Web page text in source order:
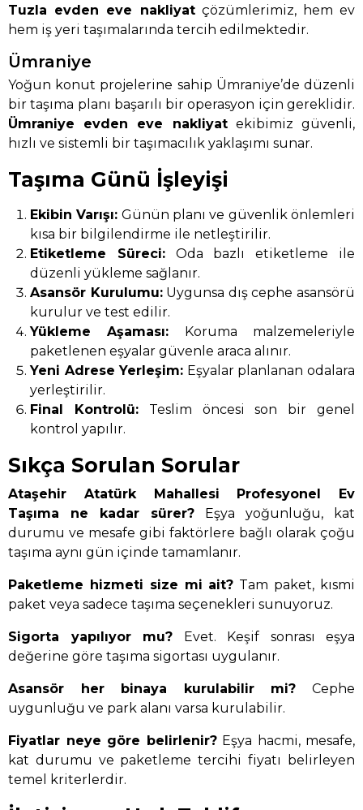
Tuzla evden eve nakliyatçözümlerimiz, hem ev
hem iş yeri taşımalarında tercih edilmektedir.
Ümraniye
Yoğun konut projelerine sahip Ümraniye’de düzenli
bir taşıma planı başarılı bir operasyon için gereklidir.
Ümraniye evden eve nakliyatekibimiz güvenli,
hızlı ve sistemli bir taşımacılık yaklaşımı sunar.
Taşıma Günü İşleyişi
Ekibin Varışı: Günün planı ve güvenlik önlemleri
kısa bir bilgilendirme ile netleştirilir.
Etiketleme Süreci:Oda bazlı etiketleme ile
düzenli yükleme sağlanır.
Asansör Kurulumu:Uygunsa dış cephe asansörü
kurulur ve test edilir.
Yükleme Aşaması: Koruma malzemeleriyle
paketlenen eşyalar güvenle araca alınır.
Yeni Adrese Yerleşim: Eşyalar planlanan odalara
yerleştirilir.
Final Kontrolü: Teslim öncesi son bir genel
kontrol yapılır.
Sıkça Sorulan Sorular
Ataşehir Atatürk Mahallesi Profesyonel Ev
Taşıma ne kadar sürer? Eşya yoğunluğu, kat
durumu ve mesafe gibi faktörlere bağlı olarak çoğu
taşıma aynı gün içinde tamamlanır.
Paketleme hizmeti size mi ait? Tam paket, kısmi
paket veya sadece taşıma seçenekleri sunuyoruz.
Sigorta yapılıyor mu? Evet. Keşif sonrası eşya
değerine göre taşıma sigortası uygulanır.
Asansör her binaya kurulabilir mi? Cephe
uygunluğu ve park alanı varsa kurulabilir.
Fiyatlar neye göre belirlenir?Eşya hacmi, mesafe,
kat durumu ve paketleme tercihi fiyatı belirleyen
temel kriterlerdir.